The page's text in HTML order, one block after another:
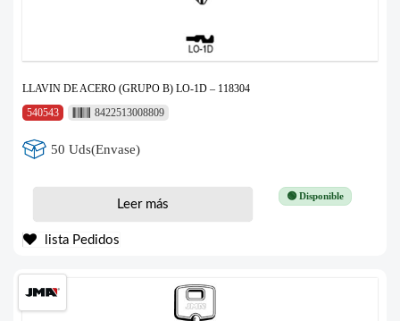
LLAVIN DE ACERO (GRUPO B) LO-1D – 118304
540543
8422513008809
50 Uds(Envase)
🟢 Disponible
Leer más
lista Pedidos